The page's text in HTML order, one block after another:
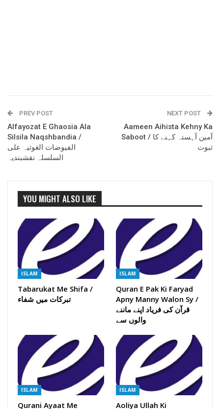
PREV POST
Alfayozat E Ghaosia Ala
Silsila Naqshbandia /
الفیوضات الغوثیہ علی
السلسلہ نقشبندیہ
NEXT POST
Aameen Aihista Kehny Ka
Saboot / آمین آہستہ کہنے کا
ثبوت
YOU MIGHT ALSO LIKE
ISLAM
Tabarukat Me Shifa /
تبرکات میں شفاء
ISLAM
Quran E Pak Ki Faryad
Apny Manny Walon Sy /
قرآن کی فریاد اپنے ماننے
والوں سے
ISLAM
Qurani Ayaat Me
ISLAM
Aoliya Ullah Ki